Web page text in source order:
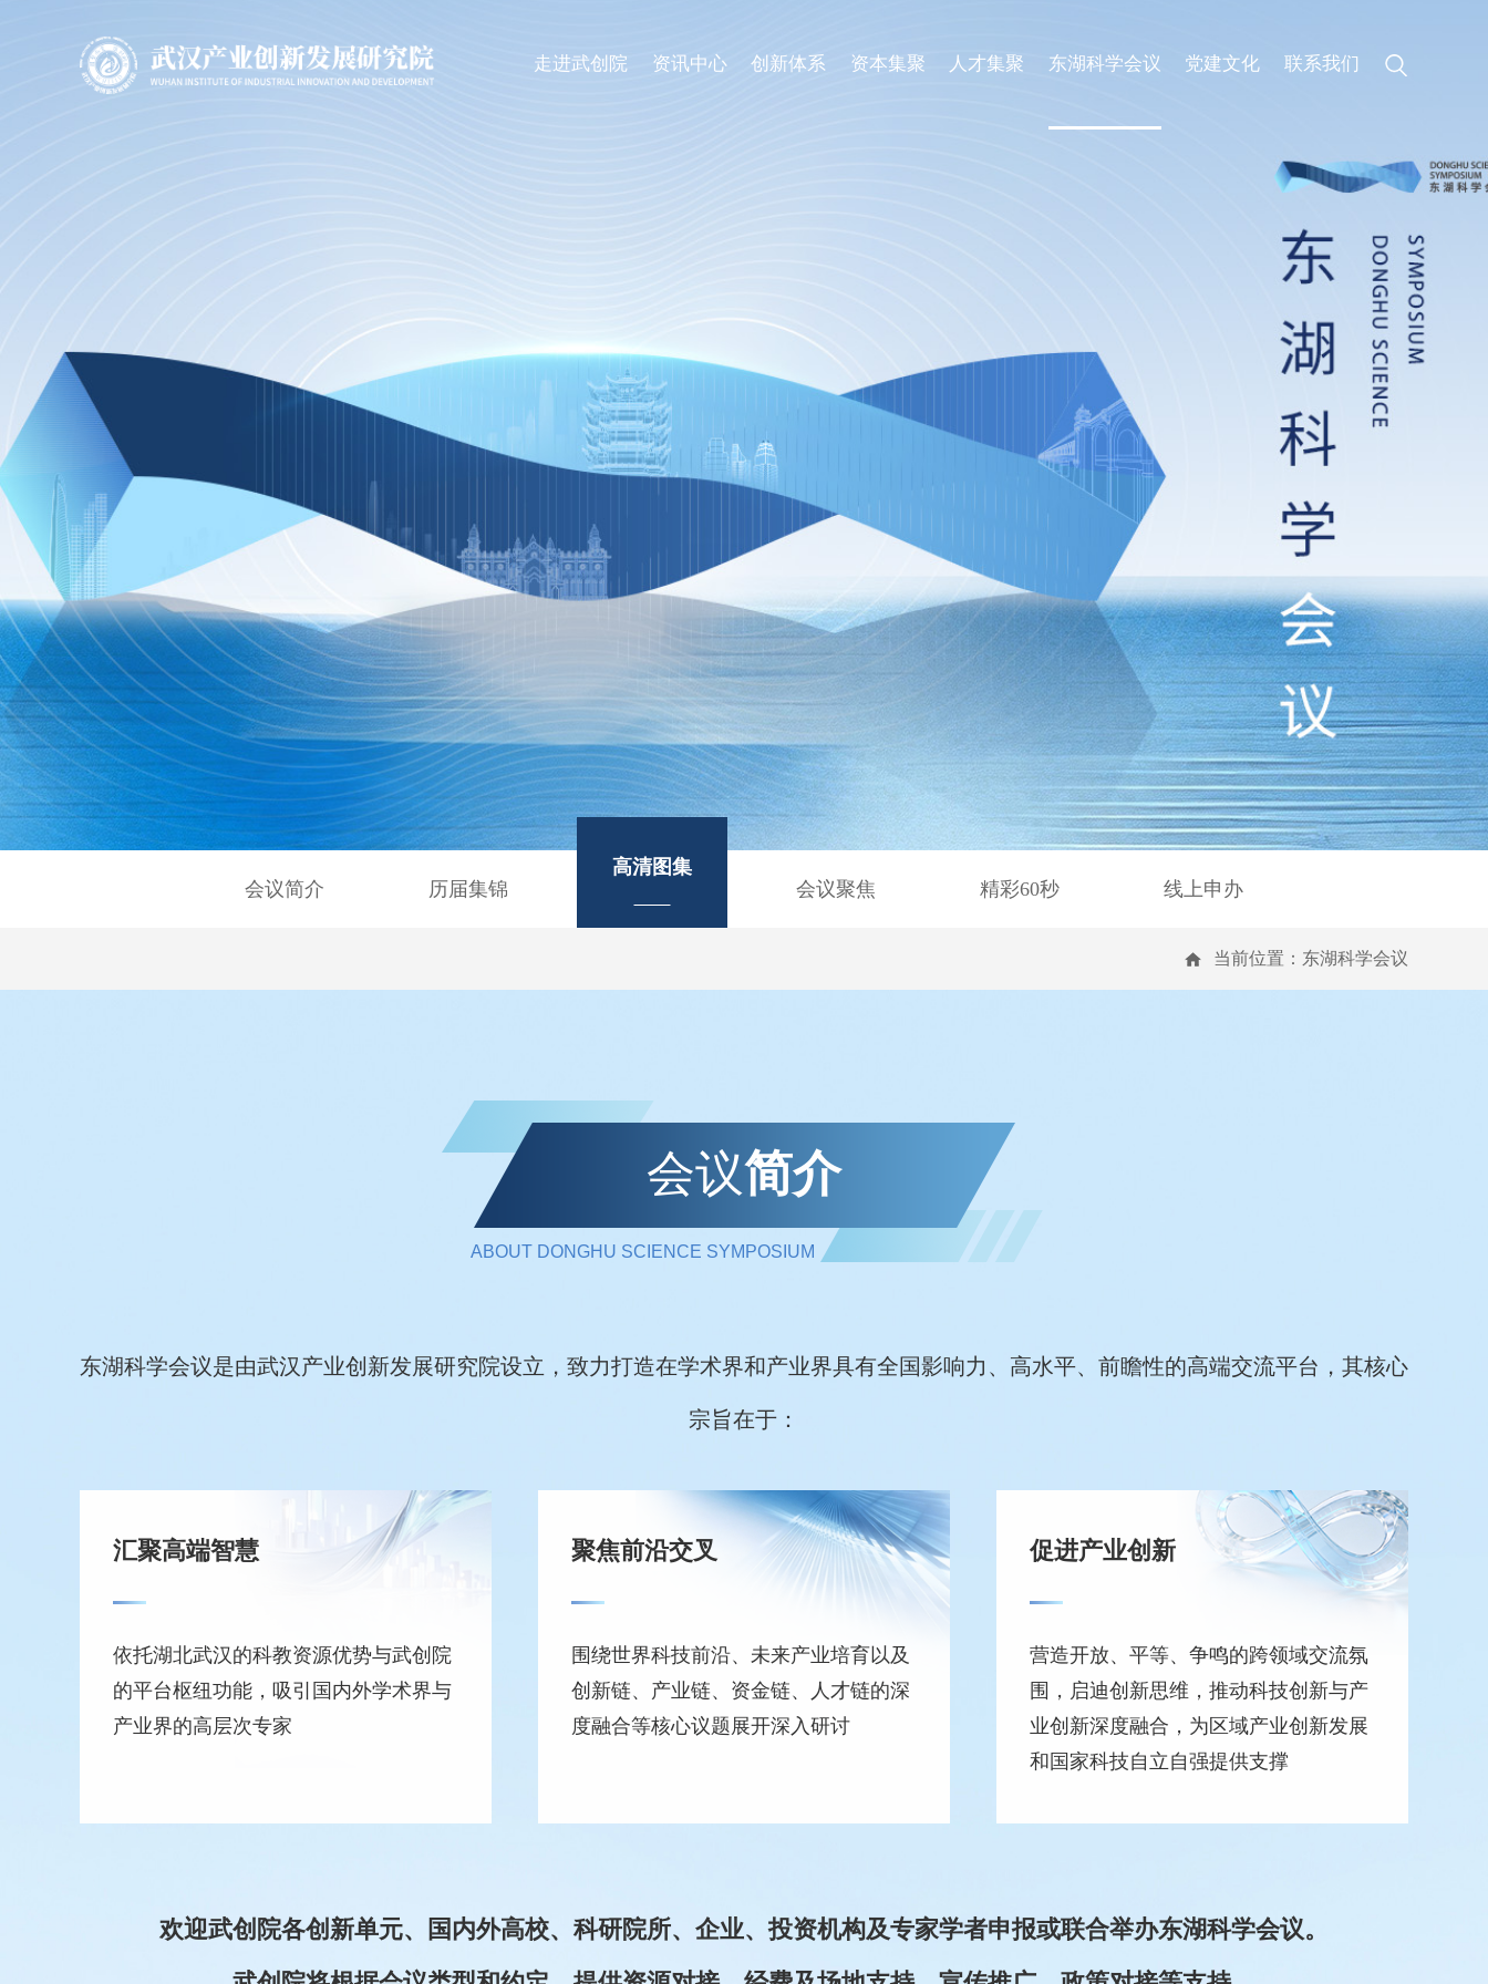
走进武创院
园区介绍
资讯中心
通知公告
创新体系
项目意向申报
资本集聚 人才集聚 东湖科学会议
精彩60秒
线上申办
党建文化 联系我们
会议简介 历届集锦
高清图集
会议聚焦
精彩60秒 线上申办
当前位置： 东湖科学会议
会议简介
ABOUT DONGHU SCIENCE SYMPOSIUM
东湖科学会议是由武汉产业创新发展研究院设立，致力打造在学术界和产业界具有全国影响力、高水平、前瞻性的高端交流平台，其核心
宗旨在于：
汇聚高端智慧
依托湖北武汉的科教资源优势与武创院
的平台枢纽功能，吸引国内外学术界与
产业界的高层次专家
聚焦前沿交叉
围绕世界科技前沿、未来产业培育以及
创新链、产业链、资金链、人才链的深
度融合等核心议题展开深入研讨
促进产业创新
营造开放、平等、争鸣的跨领域交流氛
围，启迪创新思维，推动科技创新与产
业创新深度融合，为区域产业创新发展
和国家科技自立自强提供支撑
欢迎武创院各创新单元、国内外高校、科研院所、企业、投资机构及专家学者申报或联合举办东湖科学会议。